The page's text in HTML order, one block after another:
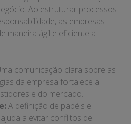
Ao estruturar processos
as empresas
maneira ágil e eficiente a
comunicação clara sobre as
da empresa fortalece a
e do mercado.
A definição de papéis e
a evitar conflitos de